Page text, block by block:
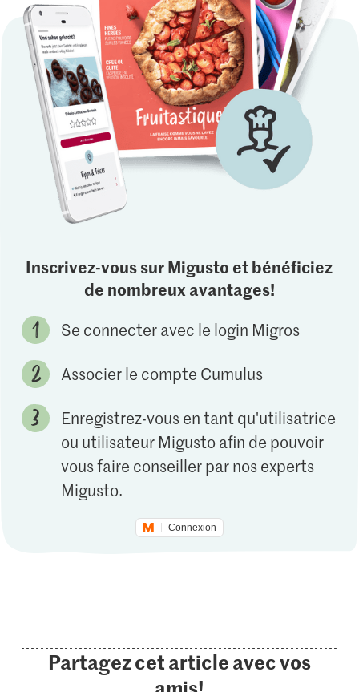
Inscrivez-vous sur Migusto et bénéficiez
de nombreux avantages!
Se connecter avec le login Migros
Associer le compte Cumulus
Enregistrez-vous en tant qu'utilisatrice
ou utilisateur Migusto afin de pouvoir
vous faire conseiller par nos experts
Migusto.
Connexion
Partagez cet article avec vos